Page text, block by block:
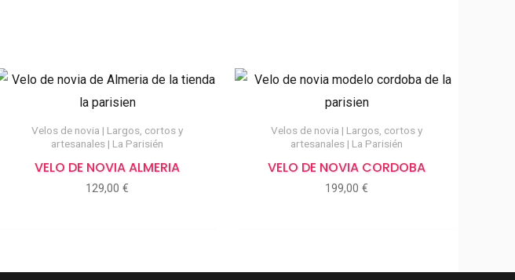
Velos de novia | Largos, cortos y
artesanales | La Parisién
VELO DE NOVIA ALMERIA
129,00 €
Velos de novia | Largos, cortos y
artesanales | La Parisién
VELO DE NOVIA CORDOBA
199,00 €